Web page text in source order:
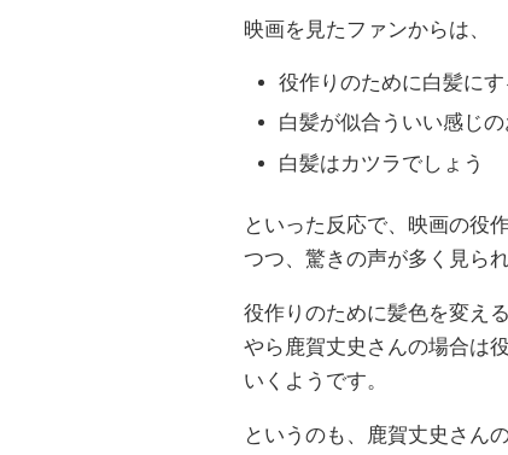
映画を見たファンからは、
役作りのために白髪にす
白髪が似合ういい感じ
白髪はカツラでしょう
といった反応で、映画の役
つつ、驚きの声が多く見られ
役作りのために髪色を変え
やら鹿賀丈史さんの場合は
いくようです。
というのも、鹿賀丈史さん